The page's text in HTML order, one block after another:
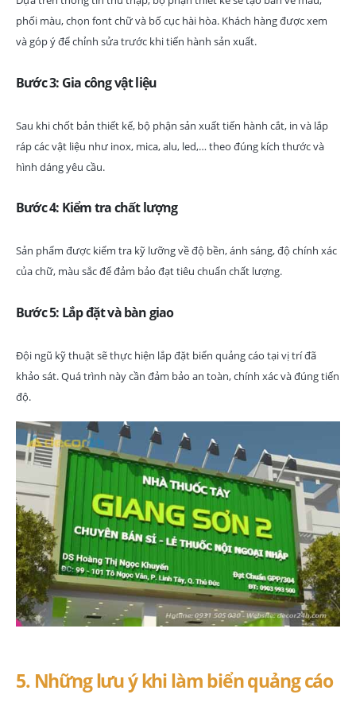
phối màu, chọn font chữ và bố cục hài hòa. Khách hàng được xem
và góp ý để chỉnh sửa trước khi tiến hành sản xuất.
Bước 3: Gia công vật liệu
Sau khi chốt bản thiết kế, bộ phận sản xuất tiến hành cắt, in và lắp
ráp các vật liệu như inox, mica, alu, led,… theo đúng kích thước và
hình dáng yêu cầu.
Bước 4: Kiểm tra chất lượng
Sản phẩm được kiểm tra kỹ lưỡng về độ bền, ánh sáng, độ chính xác
của chữ, màu sắc để đảm bảo đạt tiêu chuẩn chất lượng.
Bước 5: Lắp đặt và bàn giao
Đội ngũ kỹ thuật sẽ thực hiện lắp đặt biển quảng cáo tại vị trí đã
khảo sát. Quá trình này cần đảm bảo an toàn, chính xác và đúng tiến
độ.
5. Những lưu ý khi làm biển quảng cáo